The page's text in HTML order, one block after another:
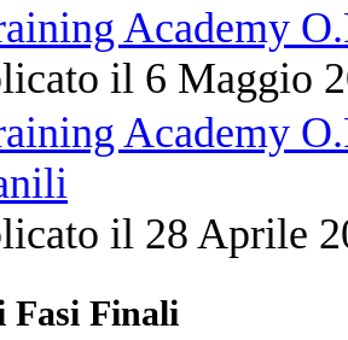
Academy
il 6 Maggio
Academy
il 28 Aprile
Fasi Finali